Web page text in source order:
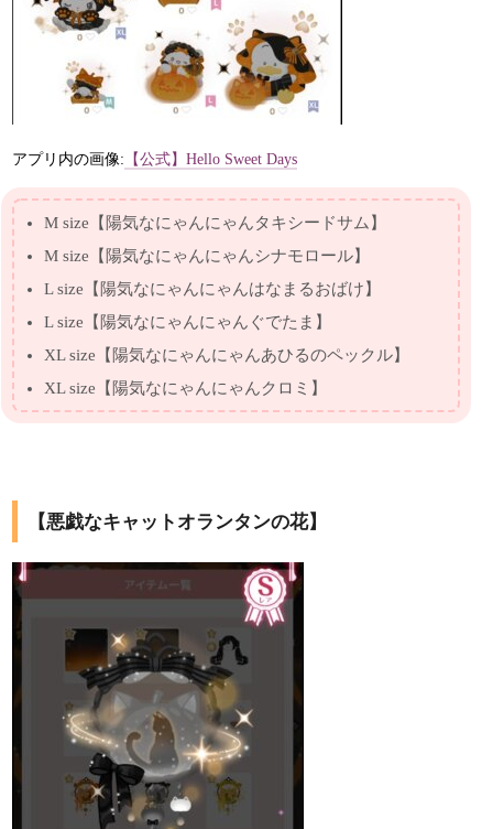
アプリ内の画像: 【公式】Hello Sweet Days
M size【陽気なにゃんにゃんタキシードサム】
M size【陽気なにゃんにゃんシナモロール】
L size【陽気なにゃんにゃんはなまるおばけ】
L size【陽気なにゃんにゃんぐでたま】
XL size【陽気なにゃんにゃんあひるのペックル】
XL size【陽気なにゃんにゃんクロミ】
【悪戯なキャットオランタンの花】